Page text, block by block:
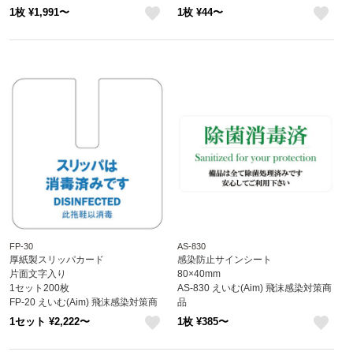
1枚 ¥1,991〜 1枚 ¥44〜
FP-30
厚紙製スリッパカード
片面文字入り
1セット200枚
FP-20 えいむ(Aim) 飛沫感染対策商
品
1セット ¥2,222〜
AS-830
感染防止サインシート
80×40mm
AS-830 えいむ(Aim) 飛沫感染対策商
品
1枚 ¥385〜